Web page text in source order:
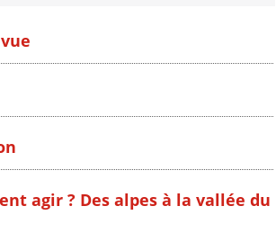
agir ? Des alpes à la vallée du